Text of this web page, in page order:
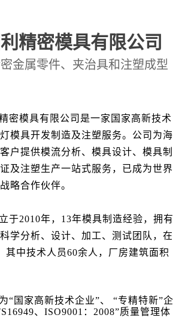
精密模具有限公司
金属零件、夹治具和注塑成型
密模具有限公司是一家国家高新技术
模具开发制造及注塑服务。公司为海
户提供模流分析、模具设计、模具制
及注塑生产一站式服务，已成为世界
略合作伙伴。
于2010年， 13年模具制造经验， 拥有
学分析、设计、加工、测试团队，在
其中技术人员60余人，厂房建筑面积
“国家高新技术企业”、 “专精特新”企
16949、ISO9001： 2008”质量管理体